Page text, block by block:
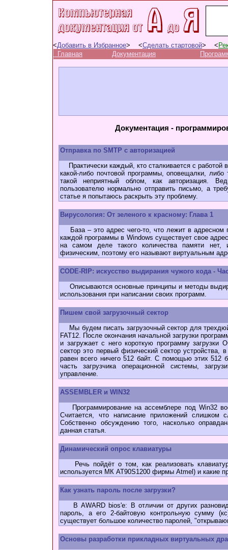
<Добавить в Избранное> <Сделать стартовой> <
Главная
Документация
Документация -
Отправка по SMTP с авторизацией
Практически каждый, кто сталкивается с работой
какой-либо почтовой программы, оповещалки, либо
такой неприятный облом, как авторизация.
пользователю нормально отправить письмо, а
статье я попытаюсь раскрыть эту проблему.
Вирусология: От зеленого к красному: Глава 1
База – это адрес чего-то, что лежит в адресном
каждой программы в Windows существует свое
на самом деле такого количества памяти нет,
физическим, поэтому его называют виртуальным
CODE-RIP: искусство выдирания чужого кода -
Описываются основные принципы и методы
использования при написании своих программ.
Пишем свой загрузочный сектор
Мы будем писать загрузочный сектор для
FAT12. После окончания начальной загрузки
и загружает с него короткую программу загрузки
сектор это первый физический сектор устройства,
равен всего ничего 512 байт. С помощью этих 512
часть загрузчика операционной системы,
управление.
ASSEMBLER и WIN32
Программирование на ассемблере под Win32
Считается, что написание приложений слишком
Собственно обсуждению того, насколько
данная статья.
Динамический опрос клавиатуры
Речь пойдёт о том, как реализовать
используется МК AT90S1200 фирмы Atmel) и какие
Как узнать паpоль после загpузки?
В AWARD bios'e: В отличии от других
пароль, а его 2-байтовую контрольную сумму
существует большое количество паролей,
Основы разработки прикладных виртуальных